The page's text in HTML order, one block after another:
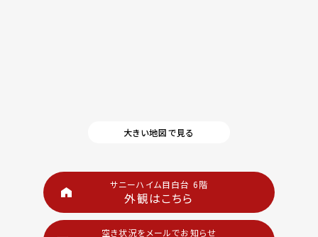
大きい地図で見る
サニーハイム目白台 6階
外観はこちら
空き状況をメールでお知らせ